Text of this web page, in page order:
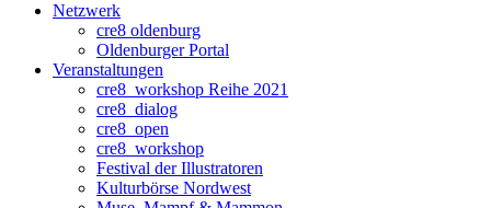
Netzwerk
cre8 oldenburg
Oldenburger Portal
Veranstaltungen
cre8_workshop Reihe 2021
cre8_dialog
cre8_open
cre8_workshop
Festival der Illustratoren
Kulturbörse Nordwest